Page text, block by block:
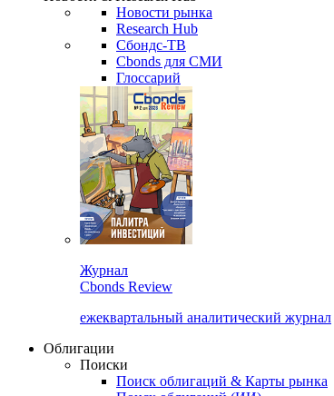
Новости & Research Hub
Новости рынка
Research Hub
Сбондс-ТВ
Cbonds для СМИ
Глоссарий
Журнал
Cbonds Review
ежеквартальный аналитический журнал